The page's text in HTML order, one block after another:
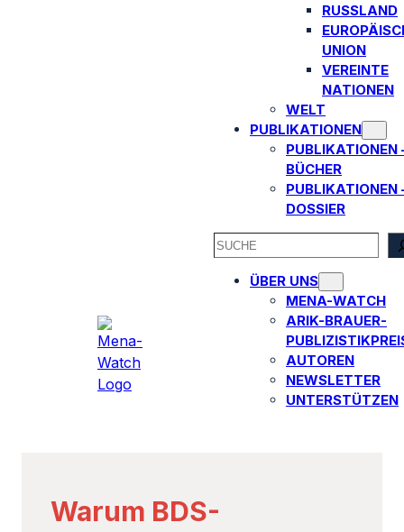
RUSSLAND
UNION
VEREINTE
NATIONEN
WELT
PUBLIKATIONEN
PUBLIKATIONEN
BÜCHER
PUBLIKATIONEN
DOSSIER
SEARCH
ÜBER UNS
MENA-WATCH
ARIK-BRAUER-
AUTOREN​
NEWSLETTER
UNTERSTÜTZEN
Warum BDS-